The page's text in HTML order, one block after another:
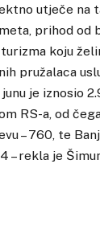
utječe
prihod od
koju
pružalaca
je iznosio
RS-a, od
– 760, te
– rekla je